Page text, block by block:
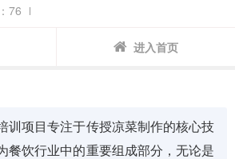
76
进入首页
训项目专注于传授凉菜制作的核心技
餐饮行业中的重要组成部分，无论是